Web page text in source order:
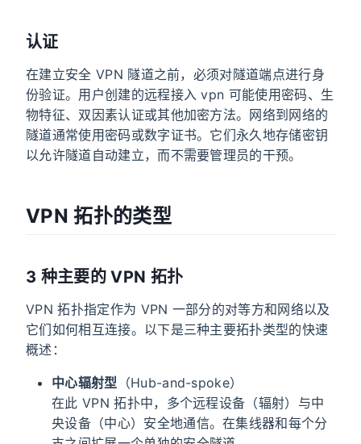
认证
在建立安全 VPN 隧道之前，必须对隧道端点进行身
份验证。用户创建的远程接入 vpn 可能使用密码、生
物特征、双因素认证或其他加密方法。网络到网络的
隧道通常使用密码或数字证书。它们永久地存储密钥
以允许隧道自动建立，而不需要管理员的干预。
VPN 拓扑的类型
3 种主要的 VPN 拓扑
VPN 拓扑指定作为 VPN 一部分的对等方和网络以及
它们如何相互连接。以下是三种主要拓扑类型的快速
概述：
中心辐射型 （Hub-and-spoke）
在此 VPN 拓扑中，多个远程设备（辐射）与中
央设备（中心）安全地通信。在集线器和每个分